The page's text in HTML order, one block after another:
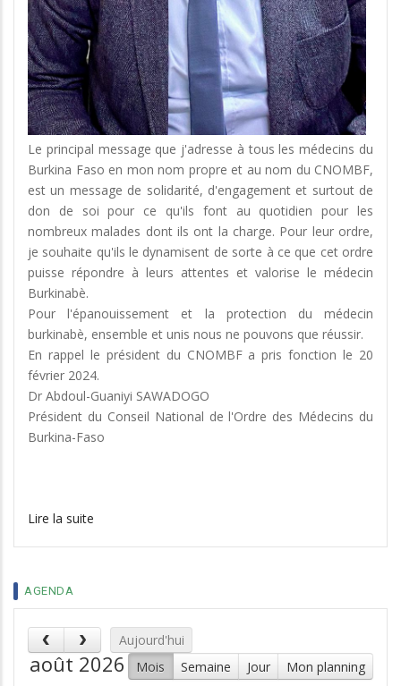
Le principal message que j'adresse à tous les médecins du
Burkina Faso en mon nom propre et au nom du CNOMBF,
est un message de solidarité, d'engagement et surtout de
don de soi pour ce qu'ils font au quotidien pour les
nombreux malades dont ils ont la charge. Pour leur ordre,
je souhaite qu'ils le dynamisent de sorte à ce que cet ordre
puisse répondre à leurs attentes et valorise le médecin
Burkinabè.
Pour l'épanouissement et la protection du médecin
burkinabè, ensemble et unis nous ne pouvons que réussir.
En rappel le président du CNOMBF a pris fonction le 20
février 2024.
Dr Abdoul-Guaniyi SAWADOGO
Président du Conseil National de l'Ordre des Médecins du
Burkina-Faso
Lire la suite
AGENDA
Aujourd'hui
Mois
Semaine Jour Mon planning
août 2026